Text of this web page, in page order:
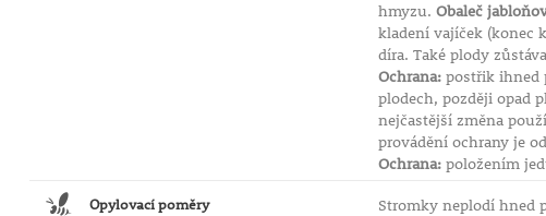
hmyzu. Obaleč
kladení vajíček (konec
díra. Také plody
Ochrana:postřik ihned
plodech, později opad
nejčastější změna
provádění ochrany je
Ochrana:položením
Opylovací poměry
Stromky neplodí hned